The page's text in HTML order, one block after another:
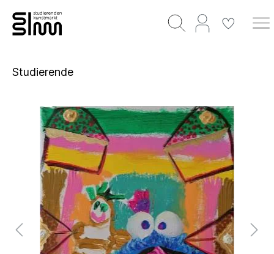
Studierende